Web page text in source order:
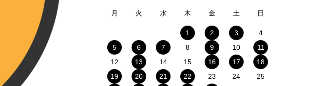
月 火 水 木 金 土 日
1 2 3
4
5
6 7 8 9 10
11
12
13 14 15 16 17
18
19
20 21 22 23 24
25